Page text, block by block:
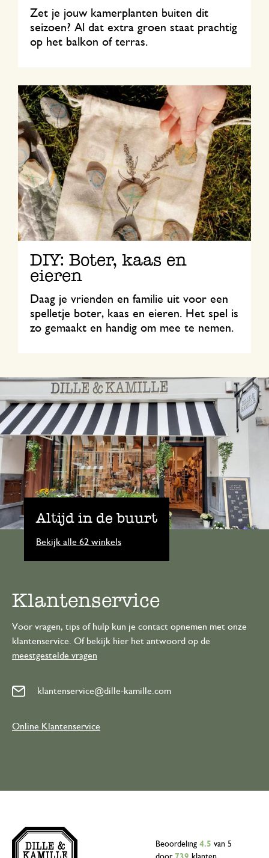
Zet je jouw kamerplanten buiten dit
seizoen? Al dat extra groen staat prachtig
op het balkon of terras.
DIY: Boter, kaas en
eieren
Daag je vrienden en familie uit voor een
spelletje boter, kaas en eieren. Het spel is
zo gemaakt en handig om mee te nemen.
Altijd in de buurt
Bekijk alle 62 winkels
Klantenservice
Voor vragen, tips of hulp kun je contact opnemen met onze
klantenservice. Of bekijk hier het antwoord op de
meestgestelde vragen
klantenservice@dille-kamille.com
Online Klantenservice
Beoordeling 4.5 van 5